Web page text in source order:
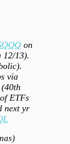
on
12/13).
via
ETFs
next yr